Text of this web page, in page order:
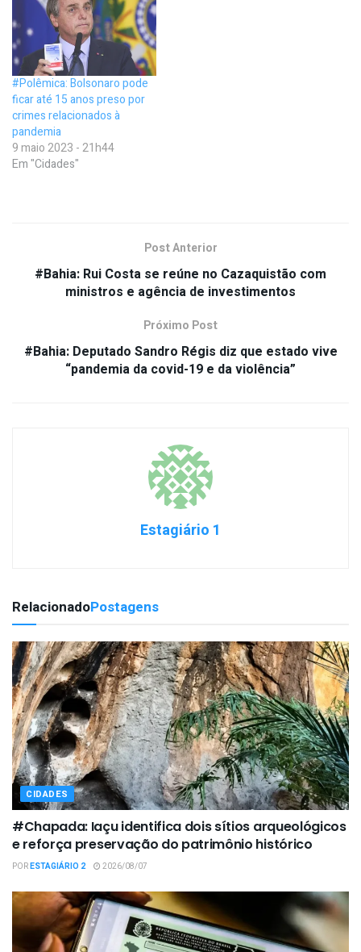
#Polêmica: Bolsonaro pode
ficar até 15 anos preso por
crimes relacionados à
pandemia
9 maio 2023 - 21h44
Em "Cidades"
Post Anterior
#Bahia: Rui Costa se reúne no Cazaquistão com
ministros e agência de investimentos
Próximo Post
#Bahia: Deputado Sandro Régis diz que estado vive
“pandemia da covid-19 e da violência”
Estagiário 1
RelacionadoPostagens
CIDADES
#Chapada: Iaçu identifica dois sítios arqueológicos
e reforça preservação do patrimônio histórico
PORESTAGIÁRIO 2 2026/08/07